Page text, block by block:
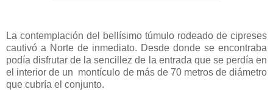
La contemplación del bellísimo túmulo rodeado de cipreses
cautivó a Norte de inmediato. Desde donde se encontraba
podía disfrutar de la sencillez de la entrada que se perdía en
el interior de un montículo de más de 70 metros de diámetro
que cubría el conjunto.